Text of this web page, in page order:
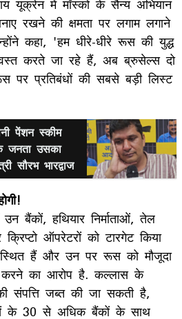
रखने की क्षमता पर लगाम लगाने
कहा, 'हम धीरे-धीरे रूस की युद्ध
करते जा रहे हैं, अब ब्रुसेल्स दो
प्रतिबंधों की सबसे बड़ी लिस्ट
पेंशन स्‍कीम
जनता उसका
सौरभ भारद्वाज
बैंकों, हथियार निर्माताओं, तेल
क्रिप्टो ऑपरेटरों को टारगेट किया
हैं और उन पर रूस को मौजूदा
का आरोप है. कल्लास के
संपत्ति जब्त की जा सकती है,
के 30 से अधिक बैंकों के साथ